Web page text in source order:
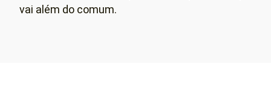
vai além do comum.